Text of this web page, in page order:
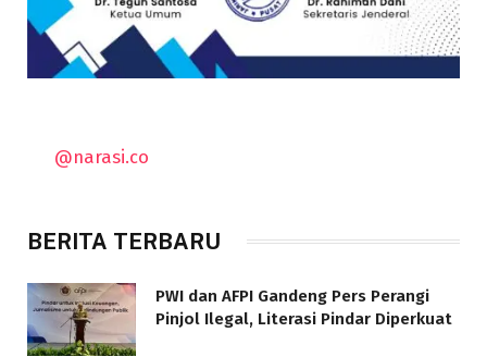
@narasi.co
BERITA TERBARU
PWI dan AFPI Gandeng Pers Perangi
Pinjol Ilegal, Literasi Pindar Diperkuat